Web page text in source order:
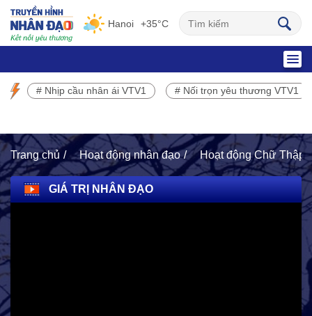
Hanoi +35°C
SỰ KIỆN NỔI BẬT
# Nhịp cầu nhân ái VTV1 # Nối trọn yêu thương VTV1
Trang chủ Hoạt động nhân đạo Hoạt động Chữ Thập
GIÁ TRỊ NHÂN ĐẠO